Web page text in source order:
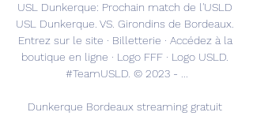
USL Dunkerque: Prochain match de l'USLD
USL Dunkerque. VS. Girondins de Bordeaux.
Entrez sur le site · Billetterie · Accédez à la
boutique en ligne · Logo FFF · Logo USLD.
#TeamUSLD. © 2023 - ...
Dunkerque Bordeaux streaming gratuit